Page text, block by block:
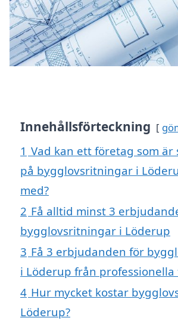
Innehållsförteckning
1 Vad kan ett företag som är
på bygglovsritningar i
med?
2 Få alltid minst 3
bygglovsritningar i Löderup
3 Få 3 erbjudanden för
i Löderup från professionella
4 Hur mycket kostar
Löderup?